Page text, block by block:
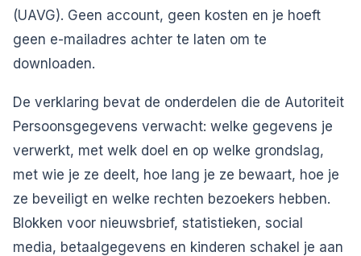
(UAVG). Geen account, geen kosten en je hoeft
geen e-mailadres achter te laten om te
downloaden.
De verklaring bevat de onderdelen die de Autoriteit
Persoonsgegevens verwacht: welke gegevens je
verwerkt, met welk doel en op welke grondslag,
met wie je ze deelt, hoe lang je ze bewaart, hoe je
ze beveiligt en welke rechten bezoekers hebben.
Blokken voor nieuwsbrief, statistieken, social
media, betaalgegevens en kinderen schakel je aan